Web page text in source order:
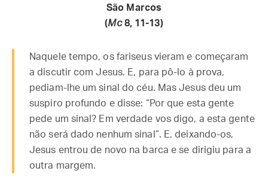
São Marcos
(Mc8, 11-13)
Naquele tempo, os fariseus vieram e começaram
a discutir com Jesus. E, para pô-lo à prova,
pediam-lhe um sinal do céu. Mas Jesus deu um
suspiro profundo e disse: “Por que esta gente
pede um sinal? Em verdade vos digo, a esta gente
não será dado nenhum sinal”. E, deixando-os,
Jesus entrou de novo na barca e se dirigiu para a
outra margem.